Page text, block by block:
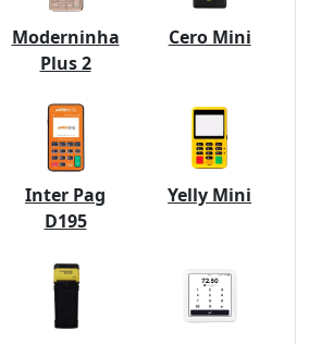
Moderninha
Plus 2
Cero Mini
Inter Pag
D195
Yelly Mini